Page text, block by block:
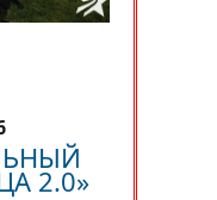
2.0»